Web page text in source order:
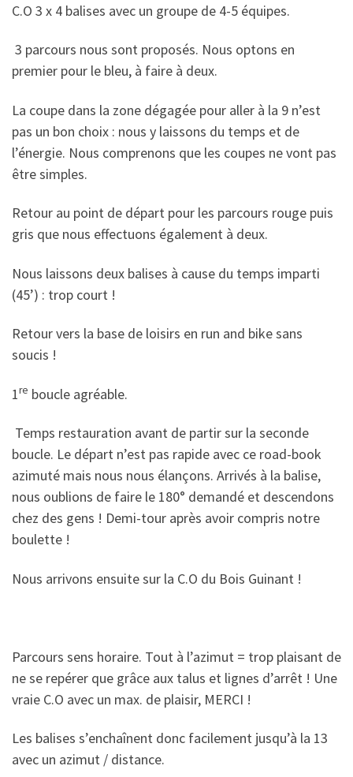
C.O 3 x 4 balises avec un groupe de 4-5 équipes.
3 parcours nous sont proposés. Nous optons en
premier pour le bleu, à faire à deux.
La coupe dans la zone dégagée pour aller à la 9 n’est
pas un bon choix : nous y laissons du temps et de
l’énergie. Nous comprenons que les coupes ne vont pas
être simples.
Retour au point de départ pour les parcours rouge puis
gris que nous effectuons également à deux.
Nous laissons deux balises à cause du temps imparti
(45’) : trop court !
Retour vers la base de loisirs en run and bike sans
soucis !
1re boucle agréable.
Temps restauration avant de partir sur la seconde
boucle. Le départ n’est pas rapide avec ce road-book
azimuté mais nous nous élançons. Arrivés à la balise,
nous oublions de faire le 180° demandé et descendons
chez des gens ! Demi-tour après avoir compris notre
boulette !
Nous arrivons ensuite sur la C.O du Bois Guinant !
Parcours sens horaire. Tout à l’azimut = trop plaisant de
ne se repérer que grâce aux talus et lignes d’arrêt ! Une
vraie C.O avec un max. de plaisir, MERCI !
Les balises s’enchaînent donc facilement jusqu’à la 13
avec un azimut / distance.